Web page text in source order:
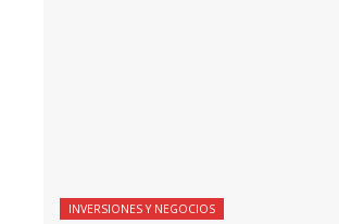
INVERSIONES Y NEGOCIOS